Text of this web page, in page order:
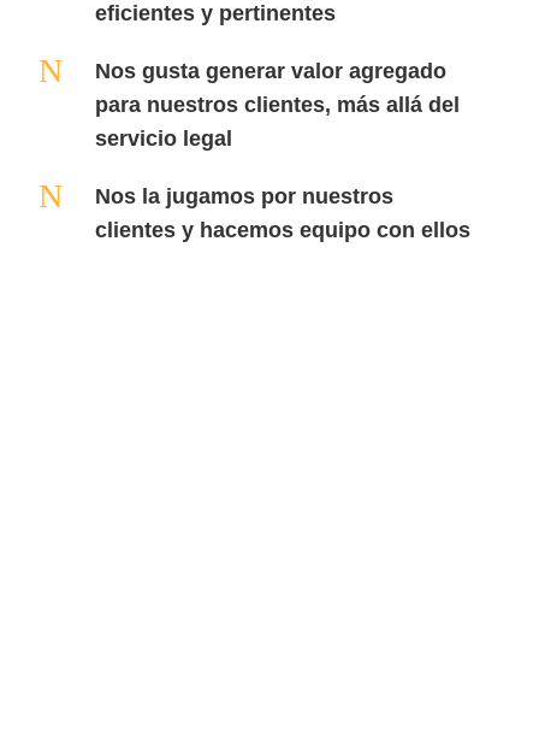
eficientes y pertinentes
N
Nos gusta generar valor agregado
para nuestros clientes, más allá del
servicio legal
N
Nos la jugamos por nuestros
clientes y hacemos equipo con ellos